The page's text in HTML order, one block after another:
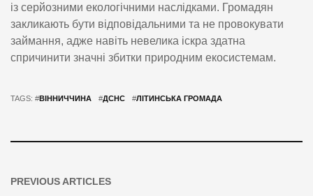
із серйозними екологічними наслідками. Громадян
закликають бути відповідальними та не провокувати
займання, адже навіть невелика іскра здатна
спричинити значні збитки природним екосистемам.
TAGS: #ВІННИЧЧИНА #ДСНС #ЛІТИНСЬКА ГРОМАДА
PREVIOUS ARTICLES